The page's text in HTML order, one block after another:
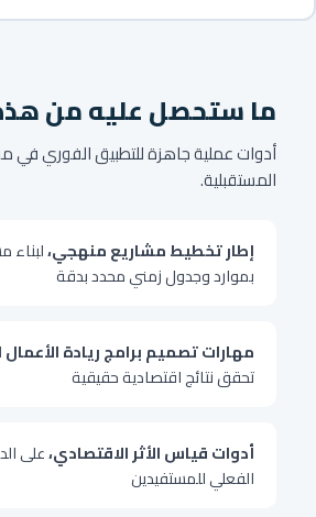
ما ستحصل عليه من
أدوات عملية جاهزة للتطبيق الفوري في
المستقبلية.
إطار تخطيط مشاريع منهجي،لبناء
بموارد وجدول زمني محدد بدقة
مهارات تصميم برامج ريادة الأعمال
تحقق نتائج اقتصادية حقيقية
أدوات قياس الأثر الاقتصادي،على
الفعلي للمستفيدين